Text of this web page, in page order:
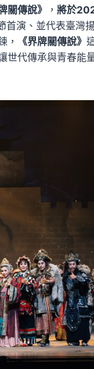
關傳說》 ， 將於
首演、並代表臺灣
，
《界牌關傳說》
世代傳承與青春能